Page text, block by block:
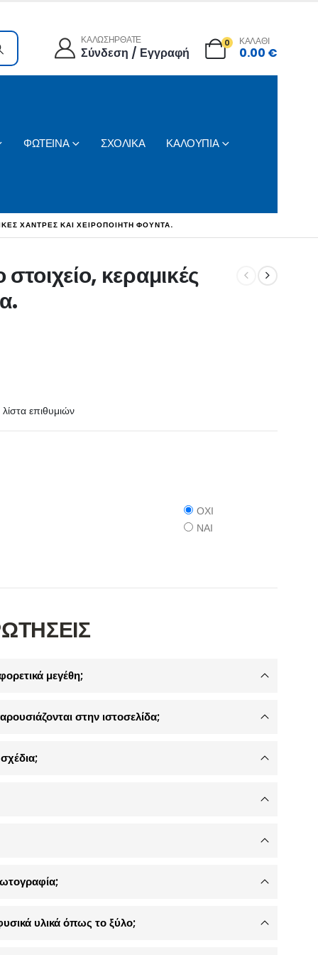
ΚΑΛΩΣΗΡΘΑΤΕ
Σύνδεση / Εγγραφή
0 ΚΑΛΑΘΙ
0.00 €
ΦΩΤΕΙΝΑ ΣΧΟΛΙΚΑ ΚΑΛΟΥΠΙΑ
ΧΆΝΤΡΕΣ ΚΑΙ ΧΕΙΡΟΠΟΊΗΤΗ ΦΟΎΝΤΑ.
κεραμικές
επιθυμιών
ΟΧΙ
ΝΑΙ
μεγέθη;
στην ιστοσελίδα;
υλικά όπως το ξύλο;